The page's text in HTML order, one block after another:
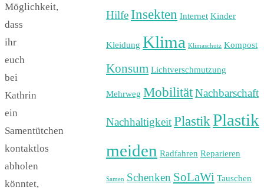
Möglichkeit,
dass
ihr
euch
bei
Kathrin
ein
Samentütchen
kontaktlos
abholen
könntet,
Hilfe Insekten Internet Kinder
Kleidung Klima Klimaschutz Kompost
Konsum Lichtverschmutzung
Mehrweg MobilitätNachbarschaft
NachhaltigkeitPlastikPlastik
meiden Radfahren Reparieren
Samen Schenken SoLaWi Tauschen